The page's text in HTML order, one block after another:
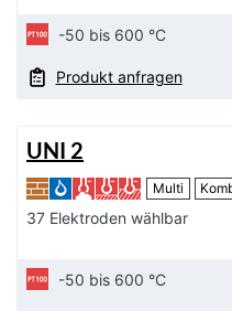
-50 bis 600 °C
Produkt anfragen
UNI 2
Multi
37 Elektroden wählbar
-50 bis 600 °C